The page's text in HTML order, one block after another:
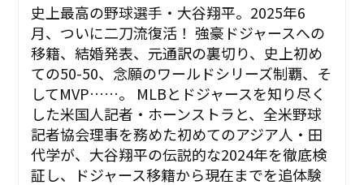
史上最高の野球選手・大谷翔平。2025年6
月、ついに二刀流復活！ 強豪ドジャースへの
移籍、結婚発表、元通訳の裏切り、史上初め
ての50-50、念願のワールドシリーズ制覇、そ
してMVP……。 MLBとドジャースを知り尽く
した米国人記者・ホーンストラと、全米野球
記者協会理事を務めた初めてのアジア人・田
代学が、大谷翔平の伝説的な2024年を徹底検
証し、ドジャース移籍から現在までを追体験